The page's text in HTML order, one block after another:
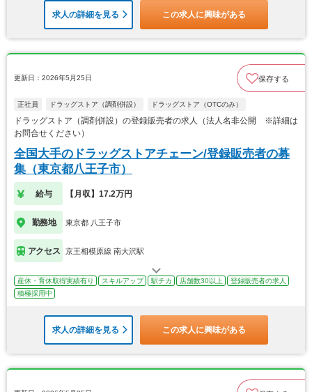
求人の詳細を見る この求人に興味がある
更新日：2026年5月25日 保存する
正社員 ドラッグストア（調剤併設） ドラッグストア（OTCのみ）
ドラッグストア（調剤併設）の登録販売者の求人（法人名非公開 ※詳細は
お問合せください）
全国大手のドラッグストアチェーン/登録販売者の募
集（東京都八王子市）
給与 【月収】17.2万円
勤務地 東京都 八王子市
アクセス 京王相模原線 南大沢駅
産休・育休取得実績有り スキルアップ 駅チカ 店舗数30以上
登録販売者の求人
積極採用中
求人の詳細を見る この求人に興味がある